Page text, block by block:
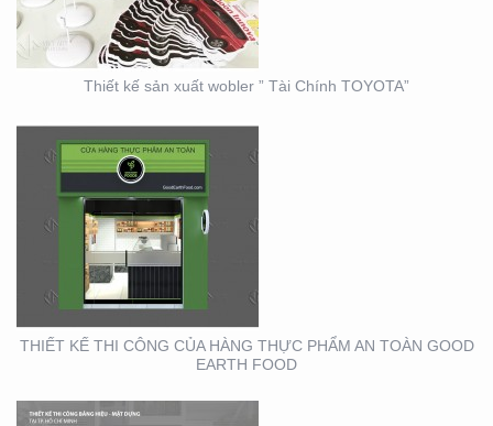
Thiết kế sản xuất wobler ” Tài Chính TOYOTA”
FOOD
THIẾT KẾ THI CÔNG CỦA HÀNG THỰC PHẨM AN TOÀN GOOD
EARTH FOOD
THIẾT KẾ THI CÔNG
BẢNG HIỆU – MẶT
DỰNG LONG MINH HÂN
– TP. THỦ ĐỨC – Q2